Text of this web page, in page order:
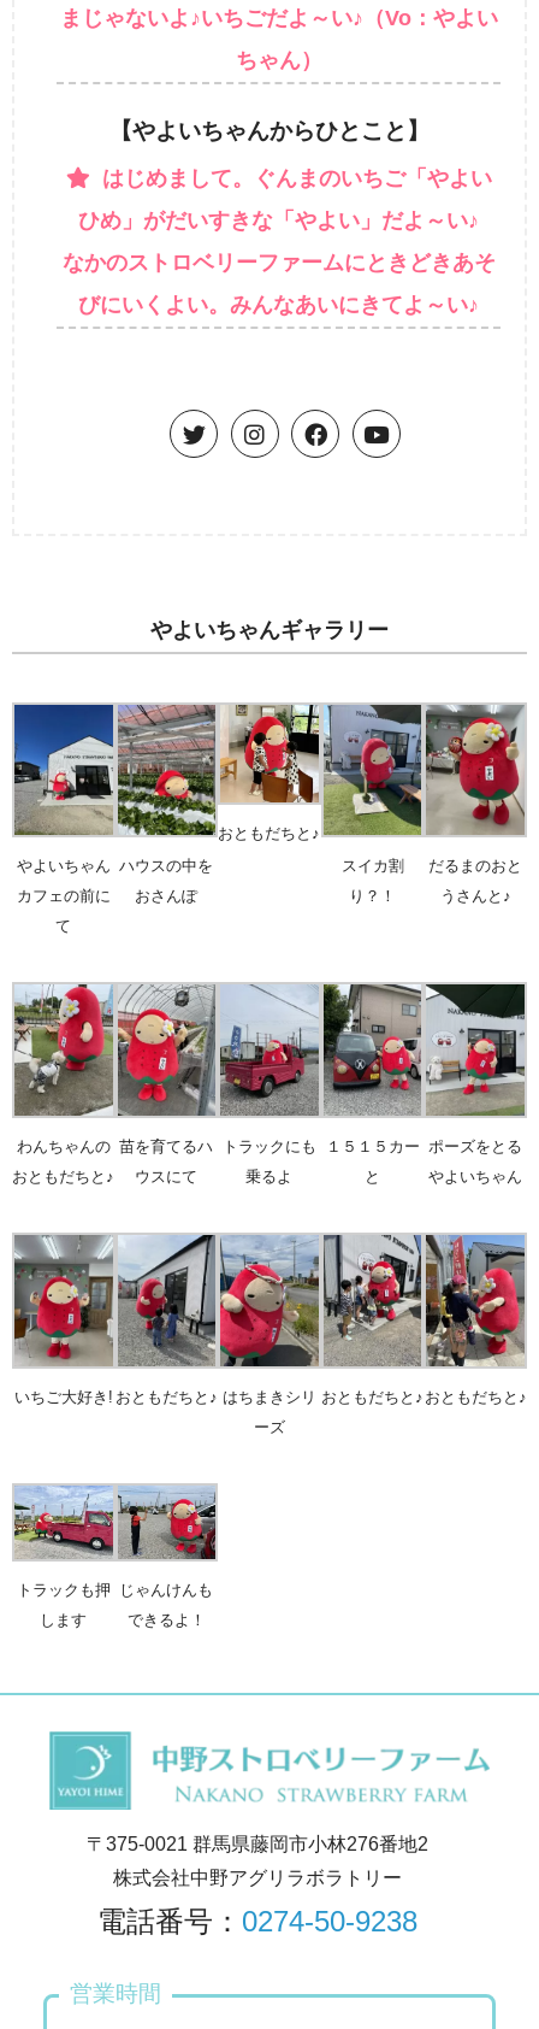
まじゃないよ♪いちごだよ～い♪（Vo：やよい
ちゃん）
【やよいちゃんからひとこと】
はじめまして。ぐんまのいちご「やよい
ひめ」がだいすきな「やよい」だよ～い♪
なかのストロベリーファームにときどきあそ
びにいくよい。みんなあいにきてよ～い♪
やよいちゃんギャラリー
やよいちゃん
カフェの前に
て
ハウスの中を
おさんぽ
おともだちと♪
スイカ割
り？！
だるまのおと
うさんと♪
わんちゃんの
おともだちと♪
苗を育てるハ
ウスにて
トラックにも
乗るよ
１５１５カー
と
ポーズをとる
やよいちゃん
いちご大好き! おともだちと♪ はちまきシリ
ーズ
おともだちと♪ おともだちと♪
トラックも押
します
じゃんけんも
できるよ！
〒375-0021 群馬県藤岡市小林276番地2
株式会社中野アグリラボラトリー
電話番号： 0274-50-9238
営業時間